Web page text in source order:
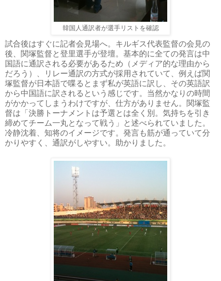
韓国人通訳者が選手リストを確認
試合後はすぐに記者会見場へ。キルギス代表監督の会見の
後、関塚監督と登里選手が登壇。基本的に全ての発言は中
国語に通訳される必要があるため（メディア的な理由から
だろう）、リレー通訳の方式が採用されていて、例えば関
塚監督が日本語で喋るとまず私が英語に訳し、その英語訳
から中国語に訳されるという感じです。当然かなりの時間
がかかってしまうわけですが、仕方がありません。関塚監
督は「決勝トーナメントは予選とは全く別。気持ちを引き
締めてチーム一丸となって戦う」と述べられていました。
冷静沈着、知将のイメージです。発言も筋が通っていて分
かりやすく、通訳がしやすい。助かりました。